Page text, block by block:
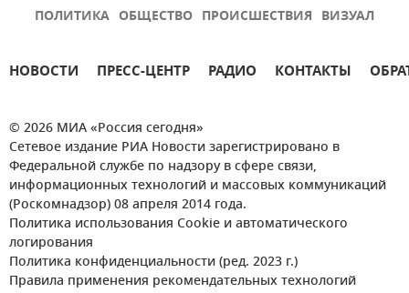
ПОЛИТИКА ОБЩЕСТВО ПРОИСШЕСТВИЯ ВИЗУАЛ
НОВОСТИ ПРЕСС-ЦЕНТР РАДИО КОНТАКТЫ
© 2026 МИА «Россия сегодня»
Сетевое издание РИА Новости зарегистрировано в
Федеральной службе по надзору в сфере связи,
информационных технологий и массовых коммуникаций
(Роскомнадзор) 08 апреля 2014 года.
Политика использования Cookie и автоматического
логирования
Политика конфиденциальности (ред. 2023 г.)
Правила применения рекомендательных технологий